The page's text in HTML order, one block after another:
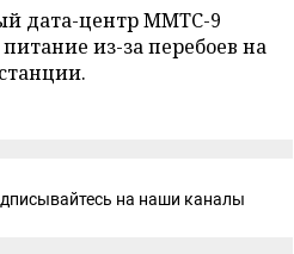
дата-центр ММТС-9
из-за перебоев на
на наши каналы